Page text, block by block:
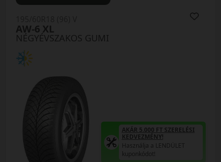
NÉGYÉVSZAKOS GUMI
AW-6 XL
AKÁR 5.000 FT SZERELÉSI
KEDVEZMÉNY!
Használja a LENDÜLET
kuponkódot!